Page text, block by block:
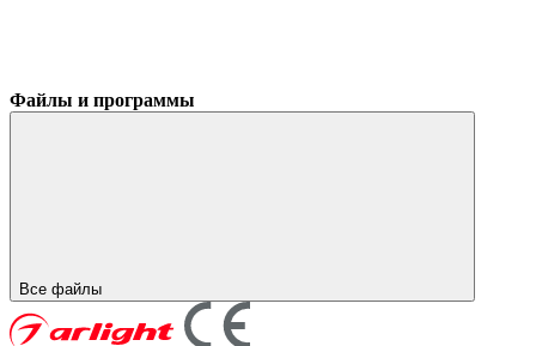
Файлы и программы
Все файлы